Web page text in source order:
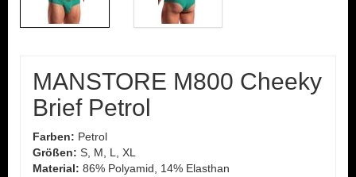
MANSTORE M800 Cheeky
Brief Petrol
Farben: Petrol
Größen: S, M, L, XL
Material: 86% Polyamid, 14% Elasthan